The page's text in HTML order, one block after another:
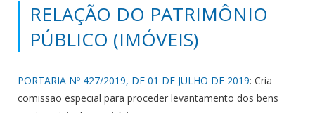
RELAÇÃO DO PATRIMÔNIO
PÚBLICO (IMÓVEIS)
PORTARIA Nº 427/2019, DE 01 DE JULHO DE 2019: Cria
comissão especial para proceder levantamento dos bens